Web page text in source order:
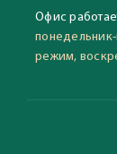
Офис
понедельник-
режим,